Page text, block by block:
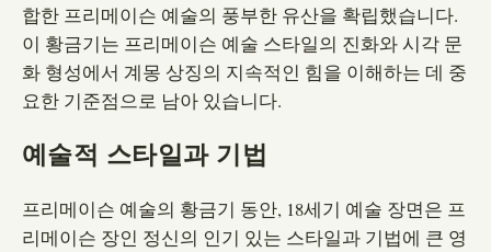
합한 프리메이슨 예술의 풍부한 유산을 확립했습니다.
이 황금기는 프리메이슨 예술 스타일의 진화와 시각 문
화 형성에서 계몽 상징의 지속적인 힘을 이해하는 데 중
요한 기준점으로 남아 있습니다.
예술적 스타일과 기법
프리메이슨 예술의 황금기 동안, 18세기 예술 장면은 프
리메이슨 장인 정신의 인기 있는 스타일과 기법에 큰 영